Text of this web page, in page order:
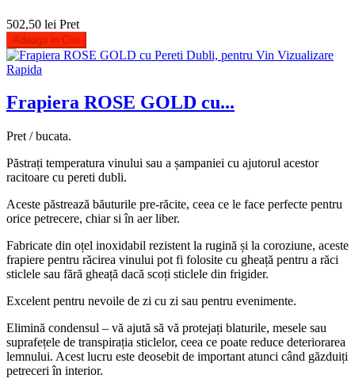
502,50 lei Pret
Adauga in Cos
Vizualizare
Rapida
Frapiera ROSE GOLD cu...
Pret / bucata.
Păstrați temperatura vinului sau a șampaniei cu ajutorul acestor
racitoare cu pereti dubli.
Aceste păstrează băuturile pre-răcite, ceea ce le face perfecte pentru
orice petrecere, chiar si în aer liber.
Fabricate din oțel inoxidabil rezistent la rugină și la coroziune, aceste
frapiere pentru răcirea vinului pot fi folosite cu gheață pentru a răci
sticlele sau fără gheață dacă scoți sticlele din frigider.
Excelent pentru nevoile de zi cu zi sau pentru evenimente.
Elimină condensul – vă ajută să vă protejați blaturile, mesele sau
suprafețele de transpirația sticlelor, ceea ce poate reduce deteriorarea
lemnului. Acest lucru este deosebit de important atunci când găzduiți
petreceri în interior.